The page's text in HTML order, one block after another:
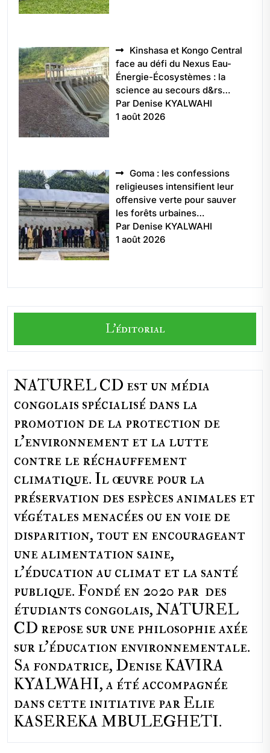
Kinshasa et Kongo Central
face au défi du Nexus Eau-
Énergie-Écosystèmes : la
science au secours d&rs…
Par Denise KYALWAHI
1 août 2026
Goma : les confessions
religieuses intensifient leur
offensive verte pour sauver
les forêts urbaines…
Par Denise KYALWAHI
1 août 2026
L'éditorial
NATUREL CD est un média
congolais spécialisé dans la
promotion de la protection de
l’environnement et la lutte
contre le réchauffement
climatique. Il œuvre pour la
préservation des espèces animales et
végétales menacées ou en voie de
disparition, tout en encourageant
une alimentation saine,
l'éducation au climat et la santé
publique. Fondé en 2020 par des
étudiants congolais, NATUREL
CD repose sur une philosophie axée
sur l'éducation environnementale.
Sa fondatrice, Denise KAVIRA
KYALWAHI, a été accompagnée
dans cette initiative par Elie
KASEREKA MBULEGHETI.